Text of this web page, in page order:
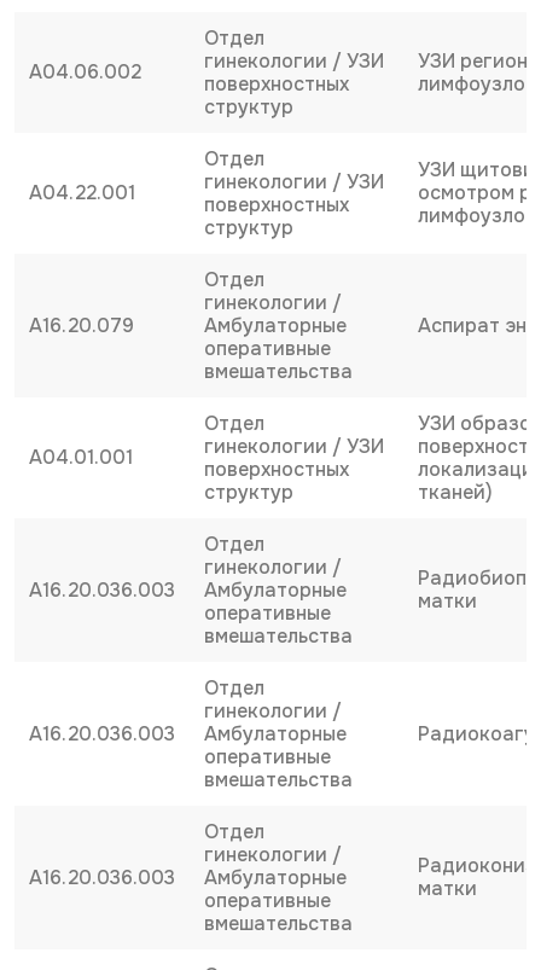
A04.06.002
Отдел
гинекологии / УЗИ
поверхностных
структур
УЗИ
лимфоузлов
A04.22.001
Отдел
гинекологии / УЗИ
поверхностных
структур
УЗИ
осмотром
лимфоузлов
A16.20.079
Отдел
гинекологии /
Амбулаторные
оперативные
вмешательства
Аспират
A04.01.001
Отдел
гинекологии / УЗИ
поверхностных
структур
УЗИ
тканей)
A16.20.036.003
Отдел
гинекологии /
Амбулаторные
оперативные
вмешательства
матки
A16.20.036.003
Отдел
гинекологии /
Амбулаторные
оперативные
вмешательства
A16.20.036.003
Отдел
гинекологии /
Амбулаторные
оперативные
вмешательства
матки